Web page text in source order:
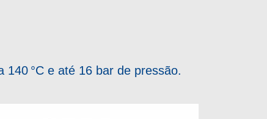
°C e até 16 bar de pressão.